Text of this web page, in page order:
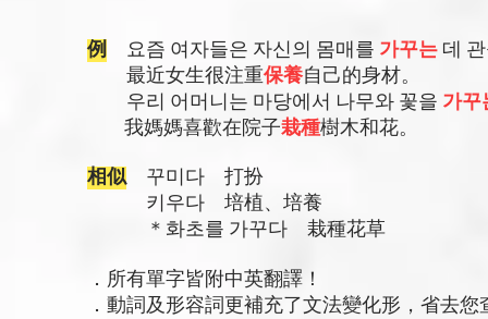
例 요즘 여자들은 자신의 몸매를 가꾸는 데
最近女生很注重保養自己的身材。
우리 어머니는 마당에서 나무와 꽃을 가꾸
我媽媽喜歡在院子栽種樹木和花。
相似
꾸미다 打扮
키우다 培植、培養
＊화초를 가꾸다 栽種花草
．所有單字皆附中英翻譯！
．動詞及形容詞更補充了文法變化形，省去